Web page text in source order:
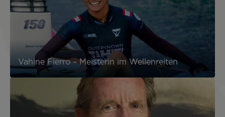
Vahine Fierro – Meisterin im Wellenreiten